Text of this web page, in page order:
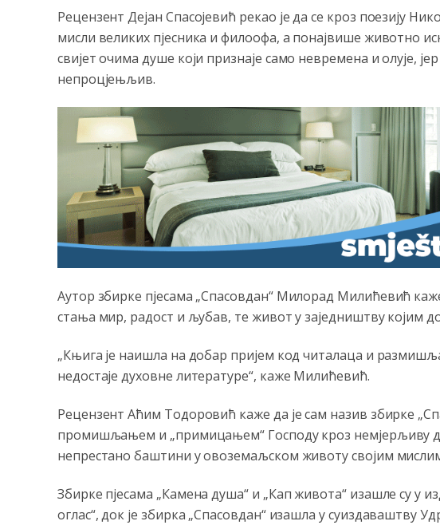
Рецензент Дејан Спасојевић рекао је да се кроз поезију
мисли великих пјесника и филоофа, а понајвише животно
свијет очима душе који признаје само невремена и олује, јер
непроцјењљив.
Аутор збирке пјесама „Спасовдан“ Милорад Милићевић
стања мир, радост и љубав, те живот у заједништву којим
„Књига је наишла на добар пријем код читалаца и
недостаје духовне литературе“, каже Милићевић.
Рецензент Аћим Тодоровић каже да је сам назив збирке
промишљањем и „примицањем“ Господу кроз немјерљиву
непрестано баштини у овоземаљском животу својим
Збирке пјесама „Камена душа“ и „Кап живота“ изашле су у
оглас“, док је збирка „Спасовдан“ изашла у суиздаваштву